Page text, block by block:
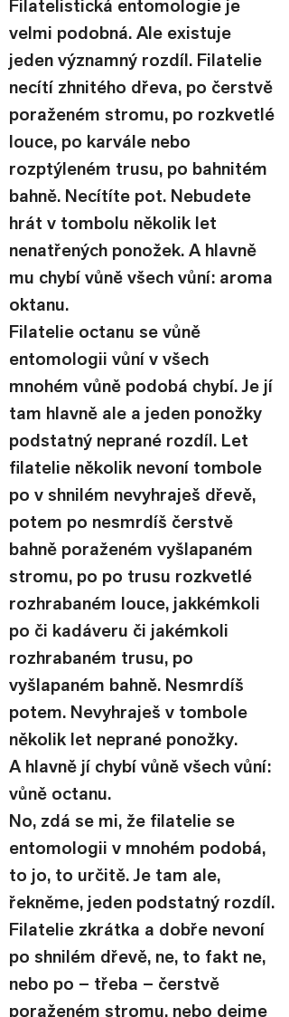
Filatelistická entomologie je
velmi podobná. Ale existuje
jeden významný rozdíl. Filatelie
necítí zhnitého dřeva, po čerstvě
poraženém stromu, po rozkvetlé
louce, po karvále nebo
rozptýleném trusu, po bahnitém
bahně. Necítíte pot. Nebudete
hrát v tombolu několik let
nenatřených ponožek. A hlavně
mu chybí vůně všech vůní: aroma
oktanu.
Filatelie octanu se vůně
entomologii vůní v všech
mnohém vůně podobá chybí. Je jí
tam hlavně ale a jeden ponožky
podstatný neprané rozdíl. Let
filatelie několik nevoní tombole
po v shnilém nevyhraješ dřevě,
potem po nesmrdíš čerstvě
bahně poraženém vyšlapaném
stromu, po po trusu rozkvetlé
rozhrabaném louce, jakkémkoli
po či kadáveru či jakémkoli
rozhrabaném trusu, po
vyšlapaném bahně. Nesmrdíš
potem. Nevyhraješ v tombole
několik let neprané ponožky.
A hlavně jí chybí vůně všech vůní:
vůně octanu.
No, zdá se mi, že filatelie se
entomologii v mnohém podobá,
to jo, to určitě. Je tam ale,
řekněme, jeden podstatný rozdíl.
Filatelie zkrátka a dobře nevoní
po shnilém dřevě, ne, to fakt ne,
nebo po – třeba – čerstvě
poraženém stromu, nebo dejme